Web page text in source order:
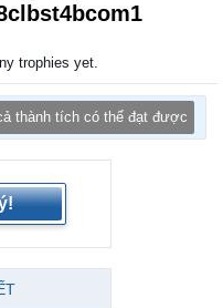
trophies yet.
thành tích có thể đạt được